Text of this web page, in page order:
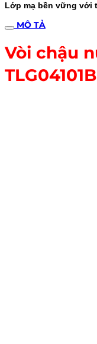
Lớp mạ bền vững với
MÔ TẢ
Vòi chậu
TLG04101B